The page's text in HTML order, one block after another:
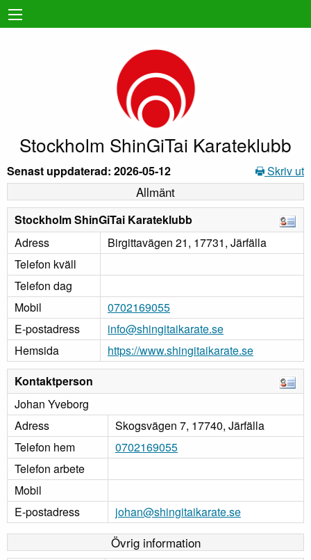
Stockholm ShinGiTai Karateklubb
Senast uppdaterad: 2026-05-12 Skriv ut
Allmänt
Stockholm ShinGiTai Karateklubb
Adress
Birgittavägen 21, 17731, Järfälla
Telefon kväll
Telefon dag
Mobil
0702169055
E-postadress
info@shingitaikarate.se
Hemsida
https://www.shingitaikarate.se
Kontaktperson
Johan Yveborg
Adress
Skogsvägen 7, 17740, Järfälla
Telefon hem
0702169055
Telefon arbete
Mobil
E-postadress
johan@shingitaikarate.se
Övrig information